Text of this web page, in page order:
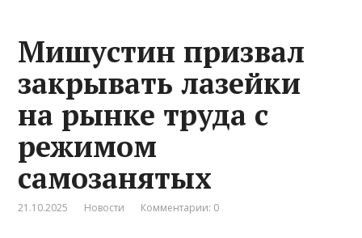
Мишустин призвал
закрывать лазейки
на рынке труда с
режимом
самозанятых
21.10.2025 Новости Комментарии: 0